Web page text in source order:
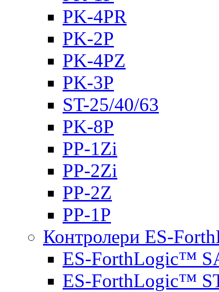
PK-4PR
PK-2Р
PK-4PZ
PK-3Р
ST-25/40/63
PK-8P
PP-1Zi
PP-2Zi
PP-2Z
PP-1P
Контролери ES-
ES-ForthLogic™
ES-ForthLogic™